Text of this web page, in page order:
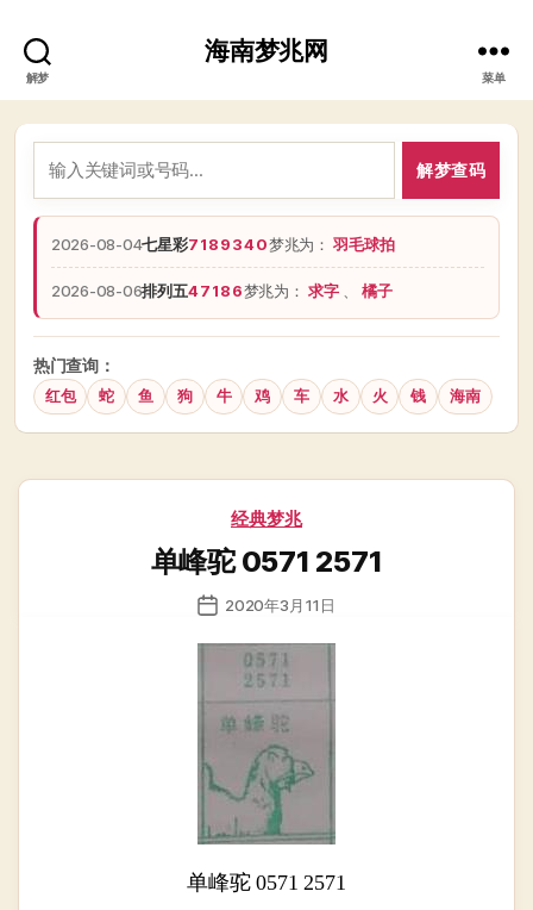
解梦
海南梦兆网
菜单
解梦查码
2026-08-04七星彩7189340梦兆为：羽毛球拍
2026-08-06排列五47186梦兆为：求字 橘子
热门查询：
红包 蛇 鱼 狗 牛 鸡 车 水 火 钱 海南
分
经典梦兆
单峰驼 0571 2571
发
日
2020年3月11日
单峰驼 0571 2571